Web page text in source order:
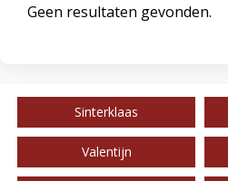
Geen resultaten gevonden.
Sinterklaas
Valentijn